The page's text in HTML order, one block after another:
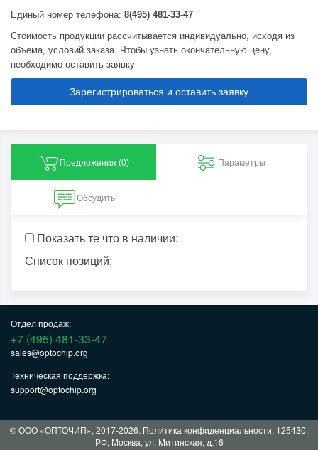
Единый номер телефона: 8(495) 481-33-47
Стоимость продукции рассчитывается индивидуально, исходя из
объема, условий заказа. Чтобы узнать окончательную цену,
необходимо оставить заявку
Зарегистрироваться и оставить заявку
Предложения (0) Параметры
Обсудить
Показать те что в наличии:
Список позиций:
Отдел продаж:
+7 (495) 481-33-47
sales@optochip.org
Техническая поддержка:
support@optochip.org
© ООО «ОПТОЧИП», 2017-2026. Политика конфиденциальности. 125430,
РФ, Москва, ул. Митинская, д.16